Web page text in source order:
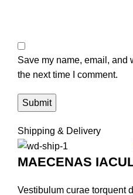
Save my name, email, and
the next time I comment.
Shipping & Delivery
MAECENAS
Vestibulum curae torquent